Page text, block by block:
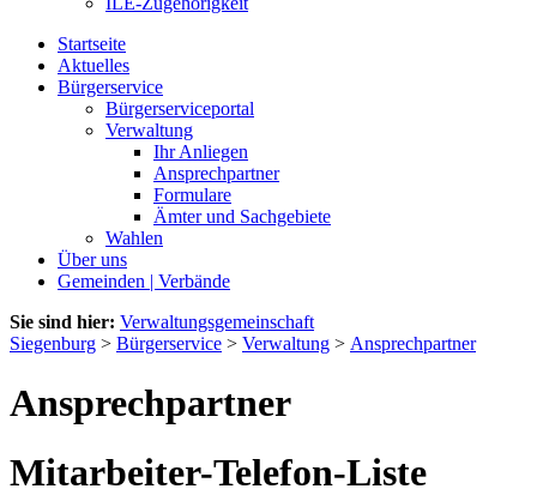
Startseite
Aktuelles
Bürgerservice
Bürgerserviceportal
Verwaltung
Ihr Anliegen
Ansprechpartner
Formulare
Ämter und Sachgebiete
Wahlen
Über uns
Gemeinden | Verbände
Sie sind hier: Verwaltungsgemeinschaft
Siegenburg > Bürgerservice > Verwaltung > Ansprechpartner
Ansprechpartner
Mitarbeiter-Telefon-Liste